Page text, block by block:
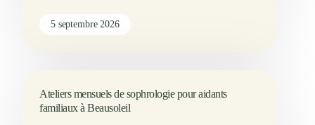
5 septembre 2026
Ateliers mensuels de sophrologie pour aidants
familiaux à Beausoleil